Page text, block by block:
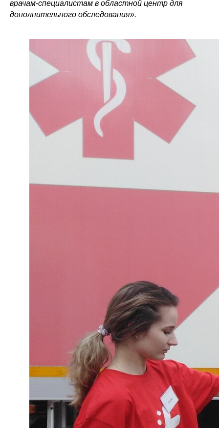
врачам-специалистам в областной центр для
дополнительного обследования».